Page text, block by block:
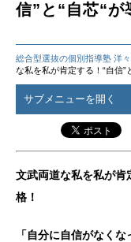
信”と“自芯“
総合型選抜の個別指導塾 洋々
な私を私が肯定する！“自信”
サブメニューを開く
文武両道な私を私が肯
格！
「自分に自信がなく